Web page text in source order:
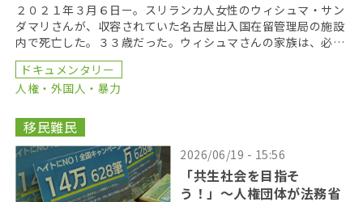
２０２１年３月６日ー。スリランカ人女性のウィシュマ・サン
ダマリさんが、収容されていた名古屋出入国在留管理局の施設
内で死亡した。３３歳だった。ウィシュマさんの家族は、必要
な医療が提供されなかったことが死亡の原因だとして、国 […]
ドキュメンタリー
人権・外国人・暴力
移民難民
2026/06/19 - 15:56
「共生社会を目指そ
う！」〜人権団体が法務省